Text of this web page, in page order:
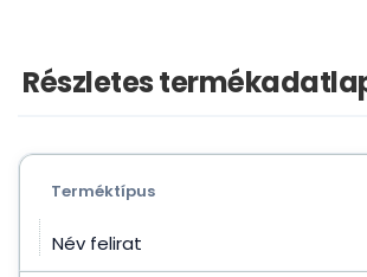
Részletes
Terméktípus
Név felirat